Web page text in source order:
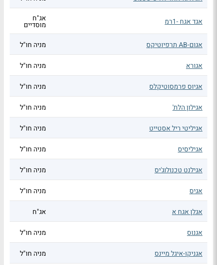
אגד אגח -1רמ אג"ח
מוסדיים
אגום-AB תרפיוטיקס
מניה חו"ל
אגורא מניה חו"ל
אגיוס פרמסוטיקלס מניה חו"ל
אגילון הלת' מניה חו"ל
אגיליטי ריל אסטייט מניה חו"ל
אגיליסיס מניה חו"ל
אגילנט טכנולוג'יס מניה חו"ל
אגיס מניה חו"ל
אגלן אגח א אג"ח
אגנוס מניה חו"ל
אגניקו-איגל מיינס מניה חו"ל